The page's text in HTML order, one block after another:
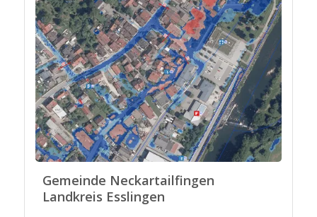
Gemeinde Neckartailfingen
Landkreis Esslingen